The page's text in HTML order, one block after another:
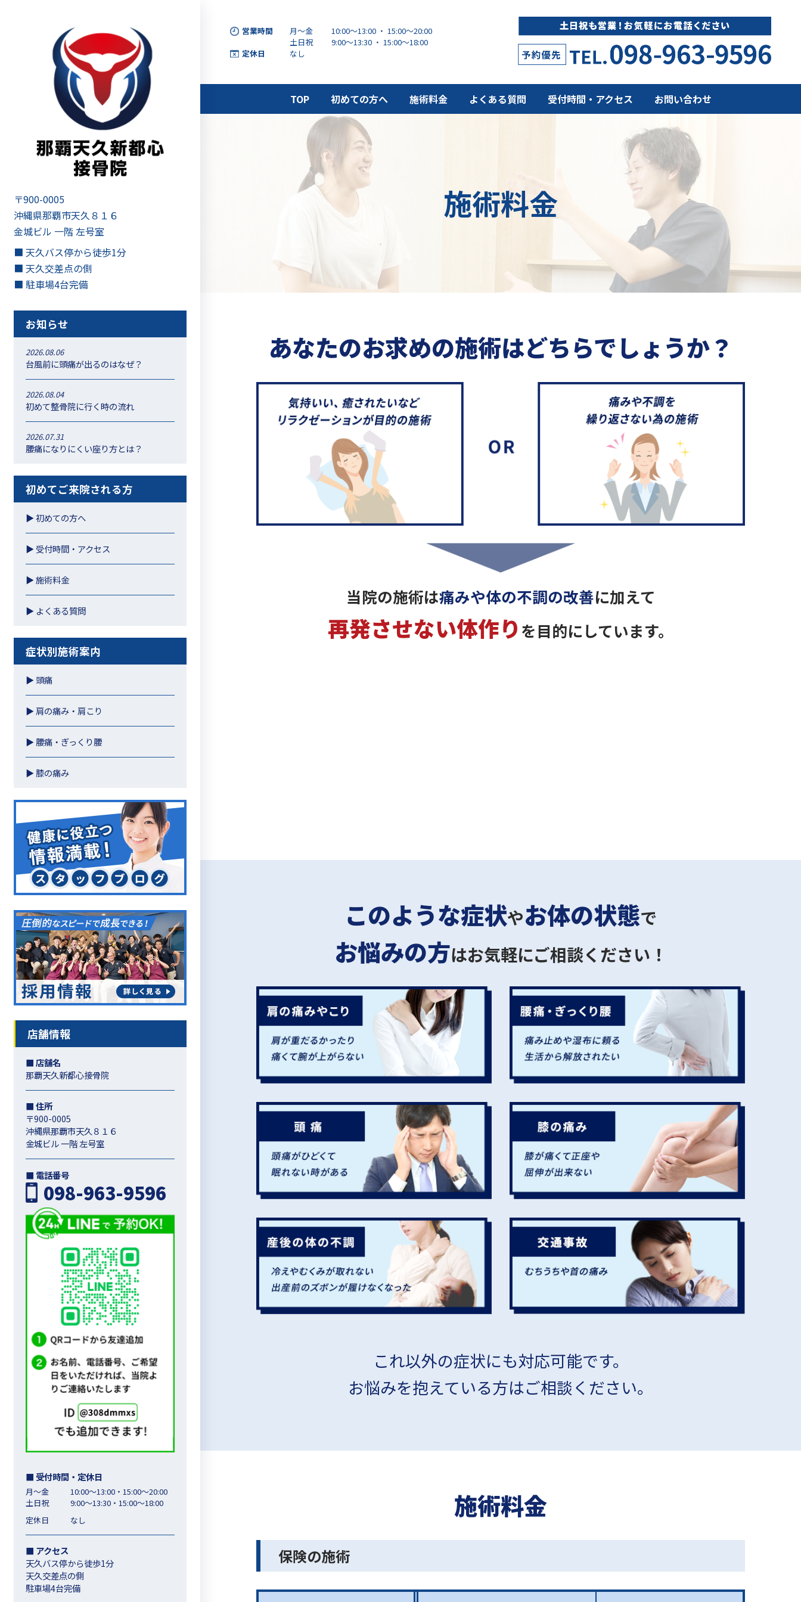
営業時間 月～金
10:00～13:00 ・ 15:00〜20:00
土日祝
9:00～13:30 ・ 15:00〜18:00
定休日
なし
TOP 初めての方へ 施術料金 よくある質問 受付時間・アクセス お問い合わせ
施術料金
あなたのお求めの施術はどちらでしょうか？
当院の施術は痛みや体の不調の改善に加えて
再発させない体作り を目的にしています。
このような症状やお体の状態で
お悩みの方はお気軽にご相談ください！
これ以外の症状にも対応可能です。
お悩みを抱えている方はご相談ください。
施術料金
保険の施術
〒900-0005
沖縄県那覇市天久８１６
金城ビル 一階 左号室
■ 天久バス停から徒歩1分
■ 天久交差点の側
■ 駐車場4台完備
お知らせ
2026.08.06
台風前に頭痛が出るのはなぜ？
2026.08.04
初めて整骨院に行く時の流れ
2026.07.31
腰痛になりにくい座り方とは？
初めてご来院される方
▶︎ 初めての方へ
▶︎ 受付時間・アクセス
▶︎ 施術料金
▶︎ よくある質問
症状別施術案内
▶︎ 頭痛
▶︎ 肩の痛み・肩こり
▶︎ 腰痛・ぎっくり腰
▶︎ 膝の痛み
店舗情報
■ 店舗名
那覇天久新都心接骨院
■ 住所
〒900-0005
沖縄県那覇市天久８１６
金城ビル 一階 左号室
■ 電話番号
098-963-9596
■ 受付時間・定休日
月～金
10:00～13:00・15:00〜20:00
土日祝
9:00～13:30・15:00〜18:00
定休日
なし
■ アクセス
天久バス停から徒歩1分
天久交差点の側
駐車場4台完備